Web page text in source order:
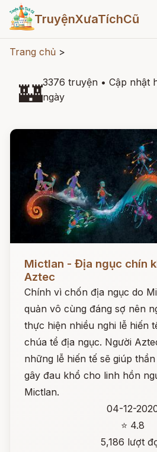
TruyệnXưaTíchCũ
Trang chủ >
🏰3376 truyện • Cập nhật
ngày
Mictlan - Địa ngục chín
Aztec
Chính vì chốn địa ngục do
quản vô cùng đáng sợ nên
thực hiện nhiều nghi lễ hiến
chúa tể địa ngục. Người
những lễ hiến tế sẽ giúp
gây đau khổ cho linh hồn
Mictlan.
04-12-
⭐ 4.8
5,186 lượt